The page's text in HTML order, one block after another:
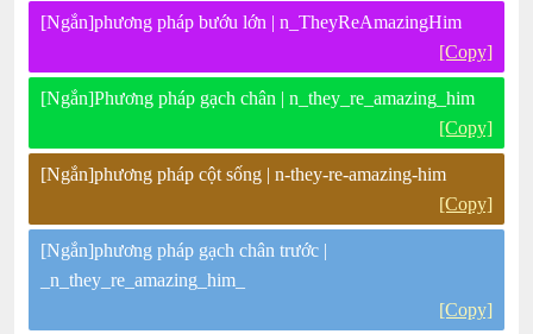
[Ngắn]phương pháp bướu lớn | n_TheyReAmazingHim
[Copy]
[Ngắn]Phương pháp gạch chân | n_they_re_amazing_him
[Copy]
[Ngắn]phương pháp cột sống | n-they-re-amazing-him
[Copy]
[Ngắn]phương pháp gạch chân trước |
_n_they_re_amazing_him_
[Copy]